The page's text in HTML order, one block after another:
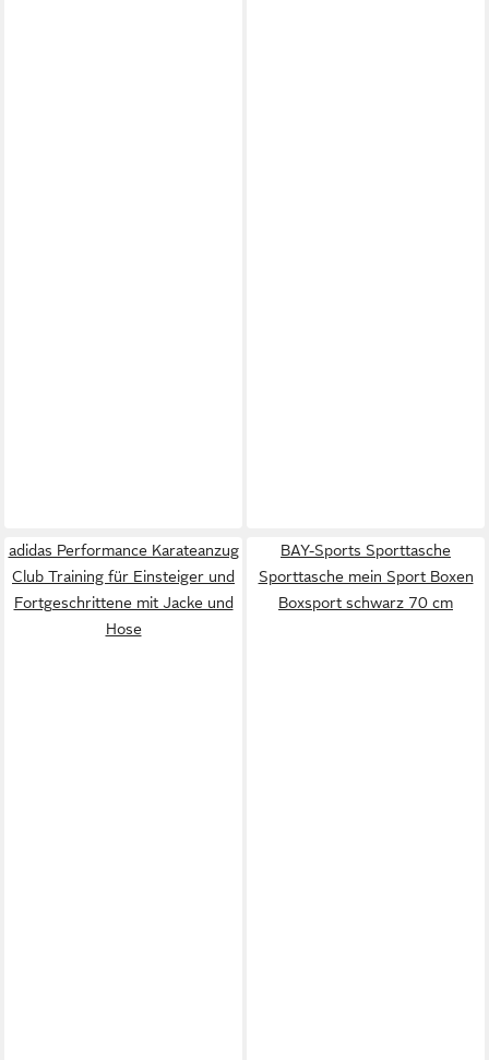
adidas Performance Karateanzug
Club Training für Einsteiger und
Fortgeschrittene mit Jacke und
Hose
BAY-Sports Sporttasche
Sporttasche mein Sport Boxen
Boxsport schwarz 70 cm